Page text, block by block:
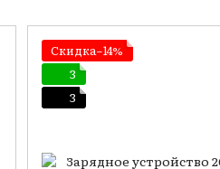
Скидка−14%
3
3